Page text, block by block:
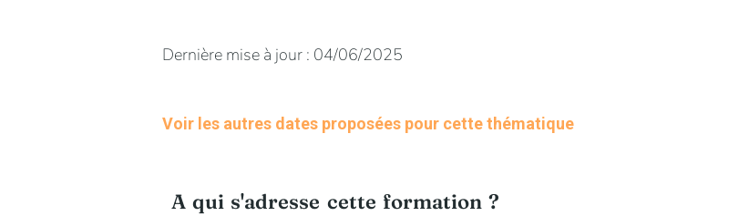
Dernière mise à jour : 04/06/2025
Voir les autres dates proposées pour cette thématique
A qui s'adresse cette formation ?